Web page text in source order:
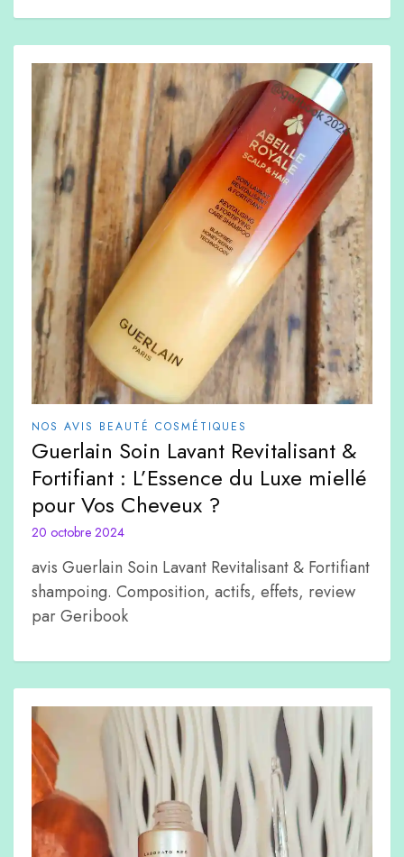
NOS AVIS BEAUTÉ COSMÉTIQUES
Guerlain Soin Lavant Revitalisant &
Fortifiant : L’Essence du Luxe miellé
pour Vos Cheveux ?
20 octobre 2024
avis Guerlain Soin Lavant Revitalisant & Fortifiant
shampoing. Composition, actifs, effets, review
par Geribook